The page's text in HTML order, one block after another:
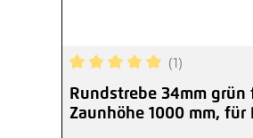
Durchschnittliche
(1)
Rundstrebe 34mm grün
Zaunhöhe 1000 mm, für Pfosten